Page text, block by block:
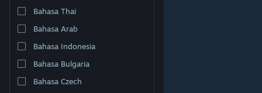
Lihat laman web desktop
Bahasa Thai
Bahasa Arab
Bahasa Indonesia
Bahasa Bulgaria
Bahasa Czech